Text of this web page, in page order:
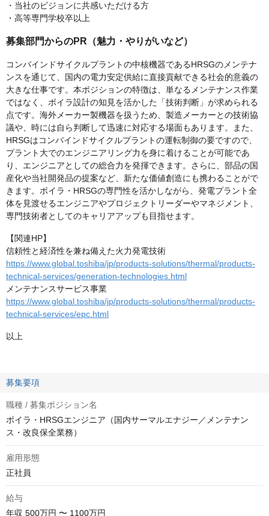
・当社のビジョンに共感いただける方
・高等専門学校卒以上
募集部門からのPR（魅力・やりがいなど）
コンバインドサイクルプラントの中核機器であるHRSGのメンテナ
ンスを通じて、国内の電力安定供給に直接貢献できる社会的意義の
大きな仕事です。本ポジションの特徴は、単なるメンテナンス作業
ではなく、ボイラ設計の知見を活かした「技術判断」が求められる
点です。海外メーカー製機器を扱うため、製造メーカーとの技術協
議や、時には自ら判断して迅速に対応する場面もあります。また、
HRSGはコンバインドサイクルプラントの運転制御の要ですので、
プラント大でのエンジニアリング力を身に着けることが可能であ
り、エンジニアとしての総合力を発揮できます。さらに、部品の国
産化や当社開発品の提案など、新たな価値創造にも携わることがで
きます。ボイラ・HRSGの専門性を活かしながら、発電プラント全
体を見渡せるエンジニアやプロジェクトリーダーやマネジメント、
専門技術者としてのキャリアアップも目指せます。
【関連HP】
信頼性と経済性を兼ね備えた火力発電技術
https://www.global.toshiba/jp/products-solutions/thermal/products-
technical-services/generation-technologies.html
メンテナンスサービス事業
https://www.global.toshiba/jp/products-solutions/thermal/products-
technical-services/epc.html
以上
募集要項
職種 / 募集ポジション名
ボイラ・HRSGエンジニア（国内サーマルエナジー／メンテナン
ス・改良保全業務）
雇用形態
正社員
給与
年収 500万円 〜 1100万円